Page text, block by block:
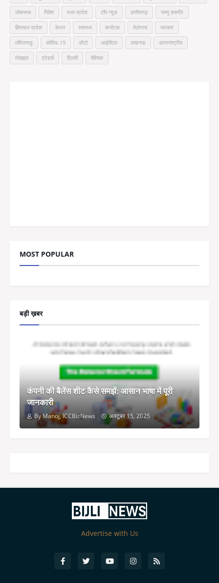
लोकसभा निवेश मध्य प्रदेश टॉप न्यूज़ छत्तीसगढ़ जम्मू कश्मीर
हिमाचल प्रदेश केरल स्वास्थ्य कर्नाटक तेलंगाना सरकार
तमिलनाडु कोविड-19 ऑटो आईपीएल लखनऊ अंतरराष्ट्रीय
मोबाइल ट्रेडर्स दिल्ली वैश्विक
MOST POPULAR
बड़ी ख़बर
कंपनी की बैलेंस शीट कैसे समझें: आसान भाषा में पूरी
जानकारी
By Manoj, ICCBizNews अक्टूबर 15, 2025
Advertise with Us